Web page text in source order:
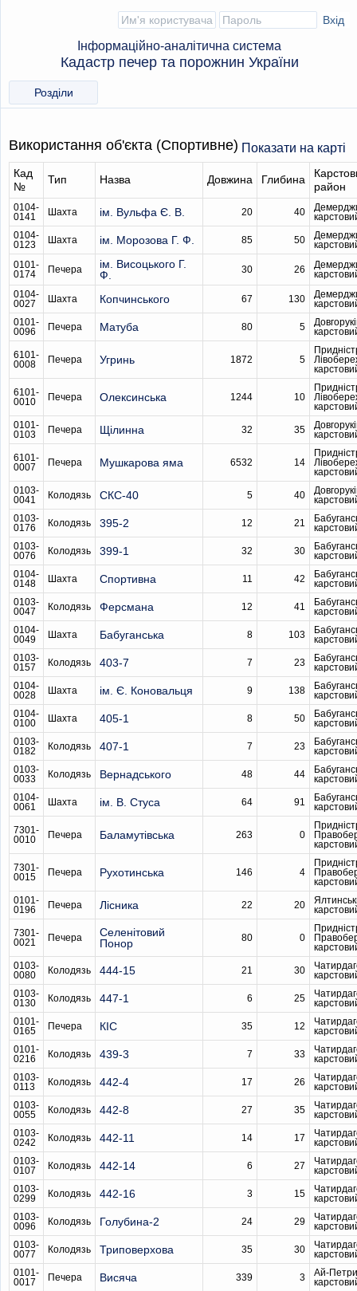
Інформаційно-аналітична система
Кадастр печер та порожнин України
Розділи
Використання об'єкта (Спортивне) Показати на карті
Кад
№
Тип Назва Довжина Глибина
район
0104-
0141
Шахта ім. Вульфа Є. В. 20 40
0104-
0123
Шахта ім. Морозова Г. Ф. 85 50
0101-
0174
Печера
ім. Висоцького Г.
Ф.
30 26
0104-
0027
Шахта Копчинського 67 130
0101-
0096
Печера Матуба 80 5
6101-
0008
Печера Угринь 1872 5
6101-
0010
Печера Олексинська 1244 10
0101-
0103
Печера Щілинна 32 35
6101-
0007
Печера Мушкарова яма 6532 14
0103-
0041
Колодязь СКС-40 5 40
0103-
0176
Колодязь 395-2 12 21
0103-
0076
Колодязь 399-1 32 30
0104-
0148
Шахта Спортивна 11 42
0103-
0047
Колодязь Ферсмана 12 41
0104-
0049
Шахта Бабуганська 8 103
0103-
0157
Колодязь 403-7 7 23
0104-
0028
Шахта ім. Є. Коновальця 9 138
0104-
0100
Шахта 405-1 8 50
0103-
0182
Колодязь 407-1 7 23
0103-
0033
Колодязь Вернадського 48 44
0104-
0061
Шахта ім. В. Стуса 64 91
7301-
0010
Печера Баламутівська 263 0
7301-
0015
Печера Рухотинська 146 4
0101-
0196
Печера Лісника 22 20
7301-
0021
Печера
Селенітовий
Понор
80 0
0103-
0080
Колодязь 444-15 21 30
0103-
0130
Колодязь 447-1 6 25
0101-
0165
Печера КІС 35 12
0101-
0216
Колодязь 439-3 7 33
0103-
0113
Колодязь 442-4 17 26
0103-
0055
Колодязь 442-8 27 35
0103-
0242
Колодязь 442-11 14 17
0103-
0107
Колодязь 442-14 6 27
0103-
0299
Колодязь 442-16 3 15
0103-
0096
Колодязь Голубина-2 24 29
0103-
0077
Колодязь Триповерхова 35 30
0101-
0017
Печера Висяча 339 3
Ай-